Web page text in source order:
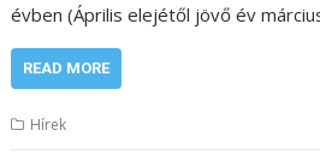
évben (Április elejétől jövő év
READ MORE
Hírek